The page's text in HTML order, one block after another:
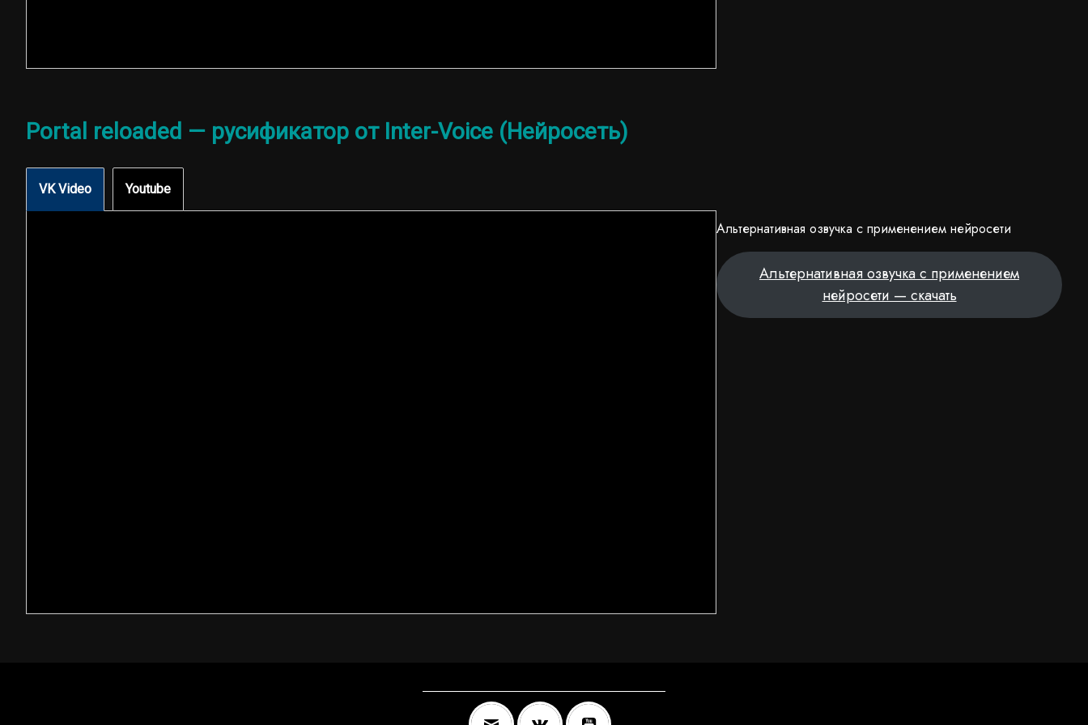
Portal reloaded — русификатор от Inter-Voice (Нейросеть)
VK Video Youtube
Альтернативная озвучка с применением нейросети
Альтернативная озвучка с применением
нейросети — скачать